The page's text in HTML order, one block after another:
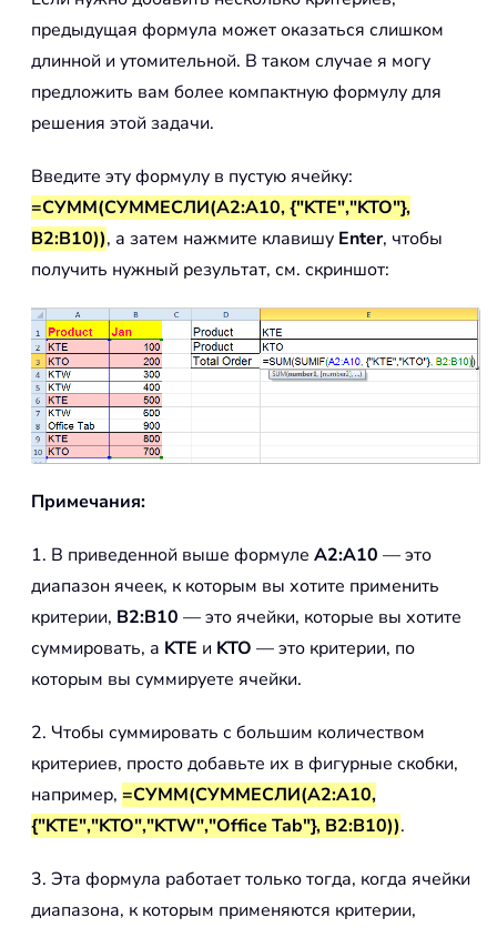
предыдущая формула может оказаться слишком
длинной и утомительной. В таком случае я могу
предложить вам более компактную формулу для
решения этой задачи.
Введите эту формулу в пустую ячейку:
=СУММ(СУММЕСЛИ(A2:A10, {"KTE","KTO"},
B2:B10)), а затем нажмите клавишу Enter, чтобы
получить нужный результат, см. скриншот:
Примечания:
1. В приведенной выше формуле A2:A10 — это
диапазон ячеек, к которым вы хотите применить
критерии, B2:B10 — это ячейки, которые вы хотите
суммировать, а KTE и KTO — это критерии, по
которым вы суммируете ячейки.
2. Чтобы суммировать с большим количеством
критериев, просто добавьте их в фигурные скобки,
например, =СУММ(СУММЕСЛИ(A2:A10,
{"KTE","KTO","KTW","Office Tab"}, B2:B10)).
3. Эта формула работает только тогда, когда ячейки
диапазона, к которым применяются критерии,